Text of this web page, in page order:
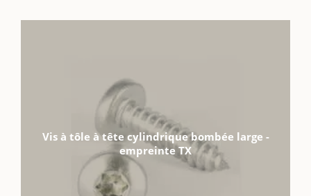
Vis à tôle à tête cylindrique bombée large -
empreinte TX